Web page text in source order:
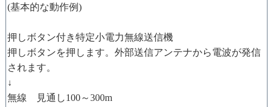
(基本的な動作例)
押しボタン付き特定小電力無線送信機
押しボタンを押します。外部送信アンテナから電波が発信
されます。
↓
無線 見通し100～300m